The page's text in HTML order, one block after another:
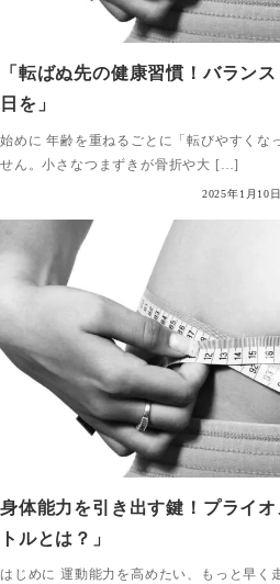
「転ばぬ先の健康習慣！バラン
日を」
始めに 年齢を重ねるごとに「転びやすくな
せん。小さなつまずきが骨折や大 […]
2025年1月10日
身体能力を引き出す鍵！プライ
トルとは？」
はじめに 運動能力を高めたい、もっと早く